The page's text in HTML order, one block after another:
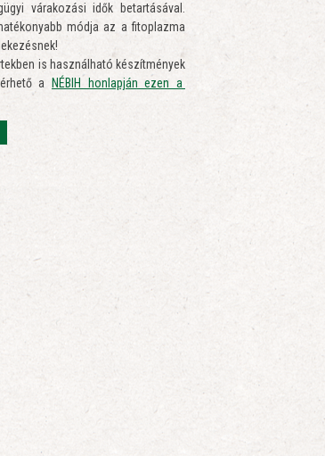
várakozási idők betartásával.
módja az a fitoplazma
is használható készítmények
a
NÉBIH honlapján ezen a